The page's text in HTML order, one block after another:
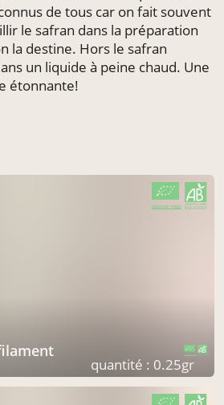
de tous car on fait souvent
le safran dans la préparation
la destine. Hors le safran
un liquide à peine chaud. Une
étonnante!
quantité : 0.25gr
CERTIFIÉ PAR FR-BIO-09
AGRICULTURE FRANCE